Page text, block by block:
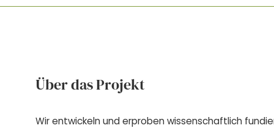
Über das Projekt
Wir entwickeln und erproben wissenschaftlich